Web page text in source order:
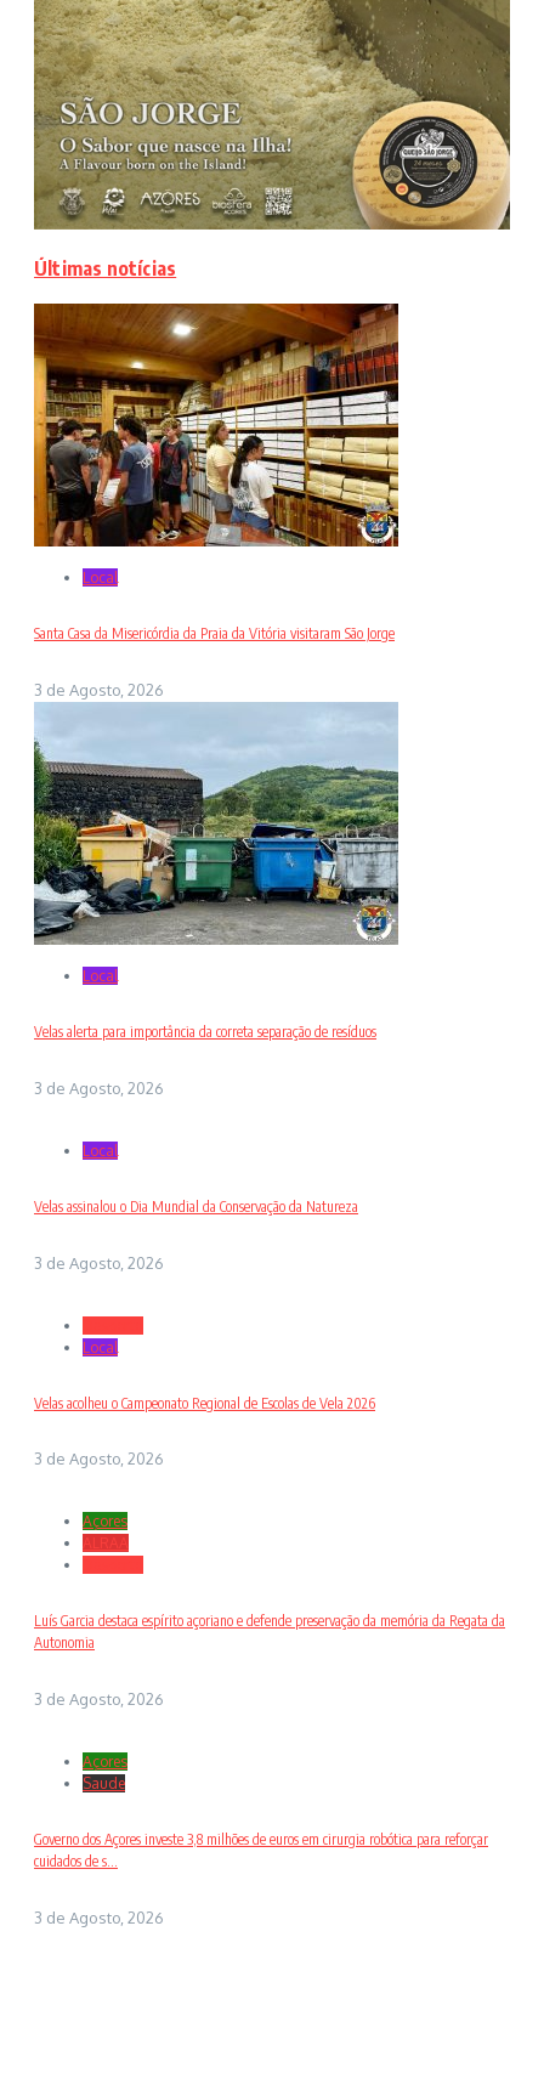
Últimas notícias
Local
Santa Casa da Misericórdia da Praia da Vitória visitaram São Jorge
3 de Agosto, 2026
Local
Velas alerta para importância da correta separação de resíduos
3 de Agosto, 2026
Local
Velas assinalou o Dia Mundial da Conservação da Natureza
3 de Agosto, 2026
Local
Velas acolheu o Campeonato Regional de Escolas de Vela 2026
3 de Agosto, 2026
Açores
ALRAA
Luís Garcia destaca espírito açoriano e defende preservação da memória da Regata da
Autonomia
3 de Agosto, 2026
Açores
Saude
Governo dos Açores investe 3,8 milhões de euros em cirurgia robótica para reforçar
cuidados de s...
3 de Agosto, 2026